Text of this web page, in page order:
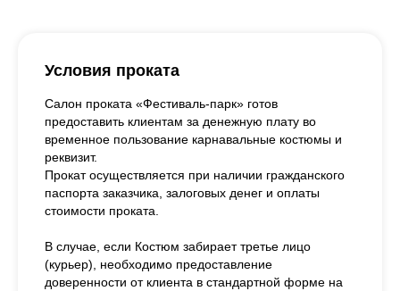
Условия проката
Салон проката «Фестиваль-парк» готов
предоставить клиентам за денежную плату во
временное пользование карнавальные костюмы и
реквизит.
Прокат осуществляется при наличии гражданского
паспорта заказчика, залоговых денег и оплаты
стоимости проката.
В случае, если Костюм забирает третье лицо
(курьер), необходимо предоставление
доверенности от клиента в стандартной форме на